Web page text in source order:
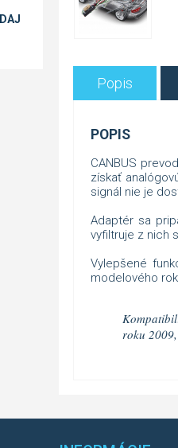
Popis
POPIS
CANBUS
získať
signál nie je
Adaptér sa
vyfiltruje z nich
Vylepšené
modelového
roku